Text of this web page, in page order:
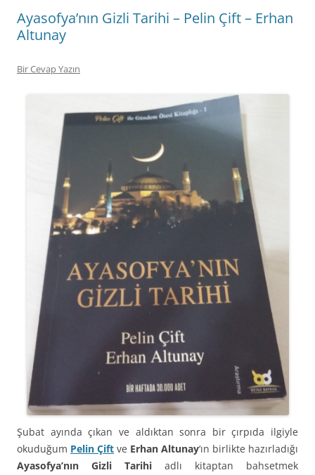
Ayasofya’nın Gizli Tarihi – Pelin Çift – Erhan
Altunay
Bir Cevap Yazın
Şubat ayında çıkan ve aldıktan sonra bir çırpıda ilgiyle
okuduğum Pelin Çift ve Erhan Altunay‘ın birlikte hazırladığı
Ayasofya’nın Gizli Tarihi adlı kitaptan bahsetmek